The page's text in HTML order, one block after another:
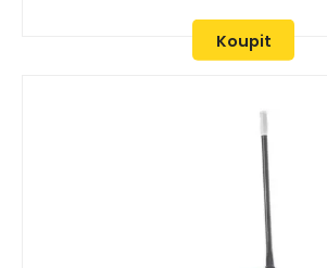
Koupit